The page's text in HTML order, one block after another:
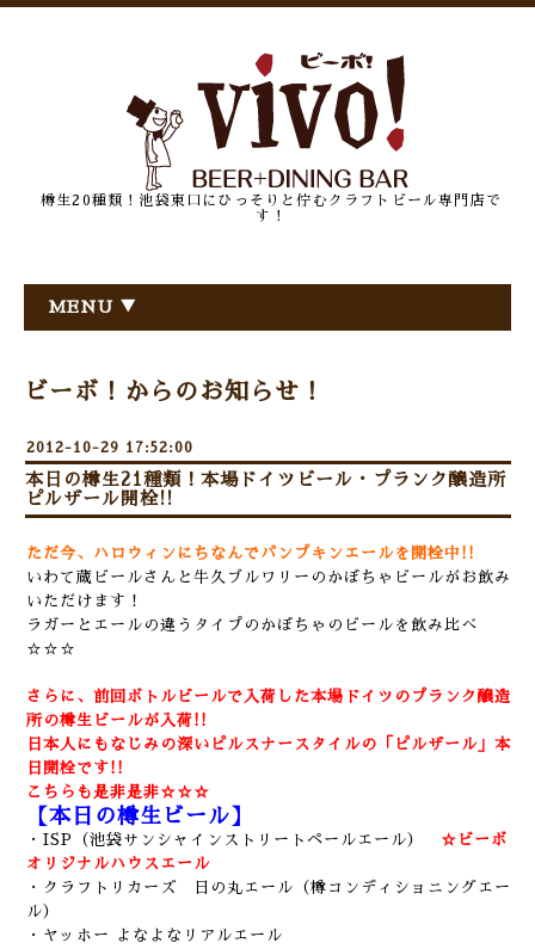
樽生20種類！池袋東口にひっそりと佇むクラフトビール専門店で
す！
MENU ▼
ビーボ！からのお知らせ！
2012-10-29 17:52:00
本日の樽生21種類！本場ドイツビール・プランク醸造所
ピルザール開栓!!
ただ今、ハロウィンにちなんでパンプキンエールを開栓中!!
いわて蔵ビールさんと牛久ブルワリーのかぼちゃビールがお飲み
いただけます！
ラガーとエールの違うタイプのかぼちゃのビールを飲み比べ
☆☆☆
さらに、前回ボトルビールで入荷した本場ドイツのプランク醸造
所の樽生ビールが入荷!!
日本人にもなじみの深いピルスナースタイルの「ピルザール」本
日開栓です!!
こちらも是非是非☆☆☆
【本日の樽生ビール】
・ISP（池袋サンシャインストリートペールエール）
☆ビーボ
オリジナルハウスエール
・クラフトリカーズ 日の丸エール（樽コンディショニングエー
ル）
・ヤッホー よなよなリアルエール